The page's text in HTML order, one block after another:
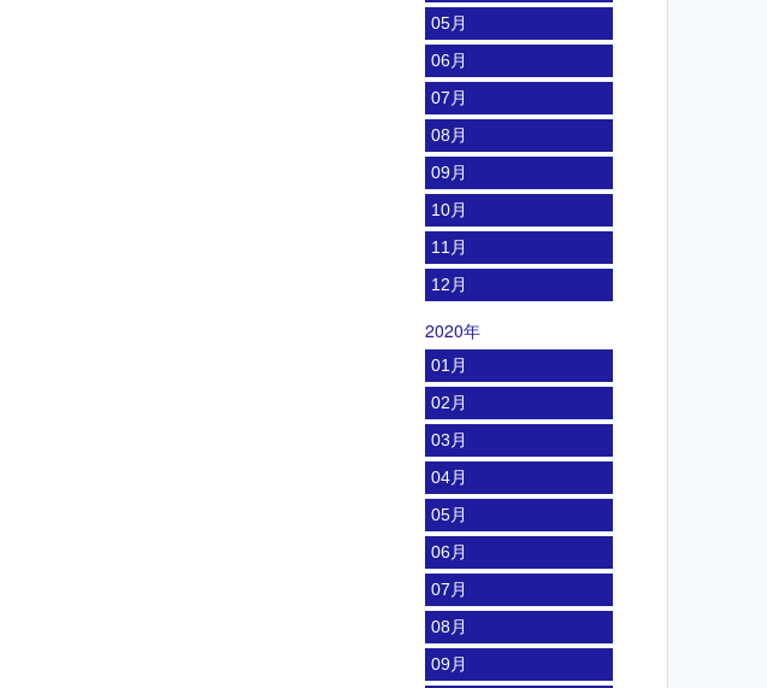
05月
06月
07月
08月
09月
10月
11月
12月
2020年
01月
02月
03月
04月
05月
06月
07月
08月
09月